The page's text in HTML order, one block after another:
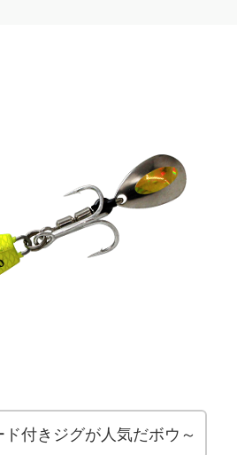
付きジグが人気だボウ～